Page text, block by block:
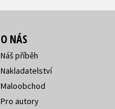
O NÁS
Náš příběh
Nakladatelství
Maloobchod
Pro autory